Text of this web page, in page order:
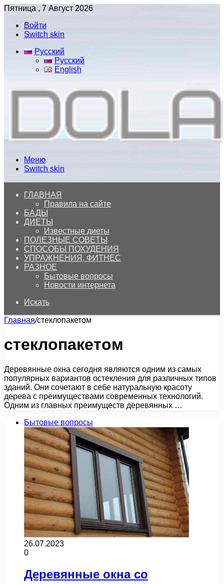
Пятница , 7 Август 2026
Войти
Switch skin
Русский
Русский
English
Меню
Switch skin
ГЛАВНАЯ
Правила на сайте
БАДЫ
ДИЕТЫ
Известные диеты
ПОЛЕЗНЫЕ СОВЕТЫ
СПОСОБЫ ПОХУДЕНИЯ
УПРАЖНЕНИЯ, ФИТНЕС
РАЗНОЕ
Бытовые вопросы
Новости интернета
Искать
Главная/стеклопакетом
стеклопакетом
Деревянные окна сегодня являются одним из самых
популярных вариантов остекления для различных типов
зданий. Они сочетают в себе натуральную красоту
дерева с преимуществами современных технологий.
Одним из главных преимуществ деревянных …
Бытовые вопросы
26.07.2023
0
Деревянные окна со